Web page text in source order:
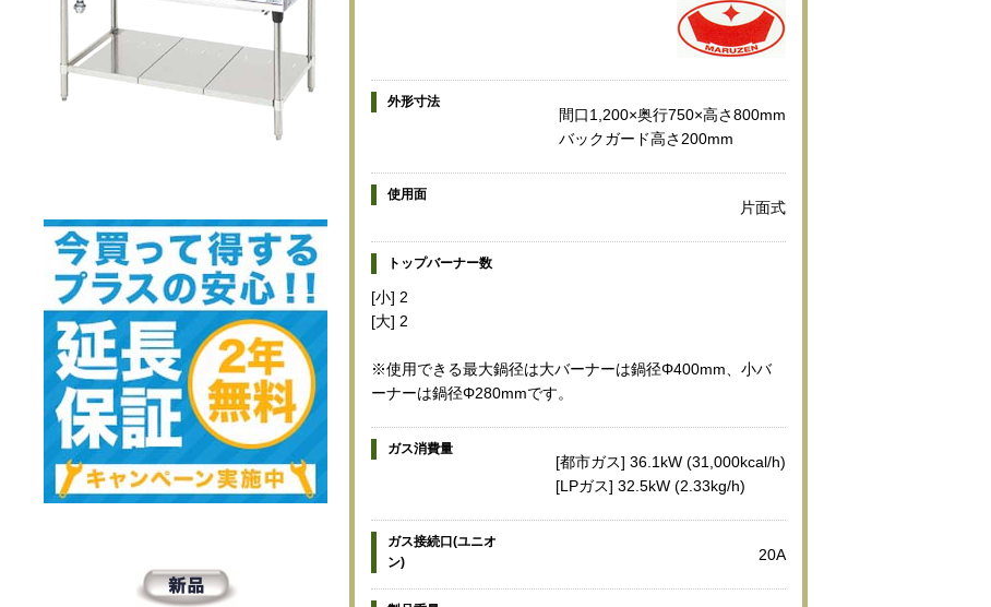
外形寸法
間口1,200×奥行750×高さ800mm
バックガード高さ200mm
使用面
片面式
トップバーナー数
[小] 2
[大] 2
※使用できる最大鍋径は大バーナーは鍋径Φ400mm、小バ
ーナーは鍋径Φ280mmです。
ガス消費量
[都市ガス] 36.1kW (31,000kcal/h)
[LPガス] 32.5kW (2.33kg/h)
ガス接続口(ユニオ
ン)
20A